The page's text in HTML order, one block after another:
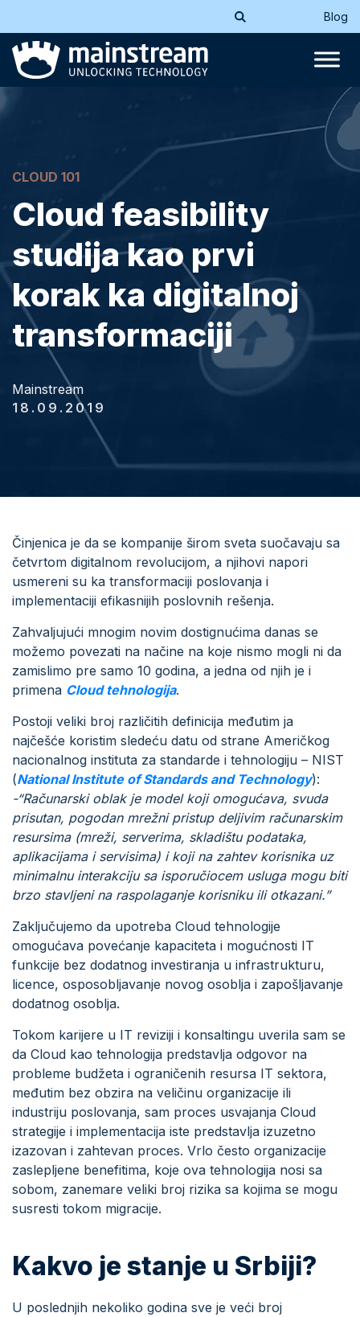
Blog
CLOUD 101
Cloud feasibility
studija kao prvi
korak ka digitalnoj
transformaciji
Mainstream
18.09.2019
Činjenica je da se kompanije širom sveta suočavaju sa
četvrtom digitalnom revolucijom, a njihovi napori
usmereni su ka transformaciji poslovanja i
implementaciji efikasnijih poslovnih rešenja.
Zahvaljujući mnogim novim dostignućima danas se
možemo povezati na načine na koje nismo mogli ni da
zamislimo pre samo 10 godina, a jedna od njih je i
primena Cloud tehnologija.
Postoji veliki broj različitih definicija međutim ja
najčešće koristim sledeću datu od strane Američkog
nacionalnog instituta za standarde i tehnologiju – NIST
(National Institute of Standards and Technology):
-“Računarski oblak je model koji omogućava, svuda
prisutan, pogodan mrežni pristup deljivim računarskim
resursima (mreži, serverima, skladištu podataka,
aplikacijama i servisima) i koji na zahtev korisnika uz
minimalnu interakciju sa isporučiocem usluga mogu biti
brzo stavljeni na raspolaganje korisniku ili otkazani.”
Zaključujemo da upotreba Cloud tehnologije
omogućava povećanje kapaciteta i mogućnosti IT
funkcije bez dodatnog investiranja u infrastrukturu,
licence, osposobljavanje novog osoblja i zapošljavanje
dodatnog osoblja.
Tokom karijere u IT reviziji i konsaltingu uverila sam se
da Cloud kao tehnologija predstavlja odgovor na
probleme budžeta i ograničenih resursa IT sektora,
međutim bez obzira na veličinu organizacije ili
industriju poslovanja, sam proces usvajanja Cloud
strategije i implementacija iste predstavlja izuzetno
izazovan i zahtevan proces. Vrlo često organizacije
zaslepljene benefitima, koje ova tehnologija nosi sa
sobom, zanemare veliki broj rizika sa kojima se mogu
susresti tokom migracije.
Kakvo je stanje u Srbiji?
U poslednjih nekoliko godina sve je veći broj